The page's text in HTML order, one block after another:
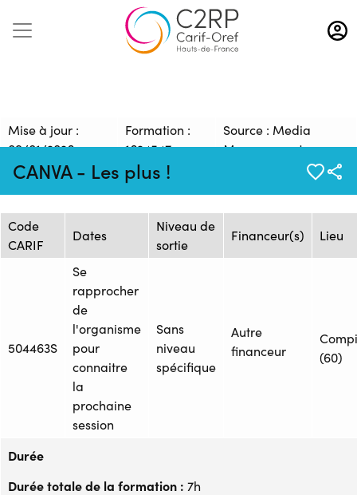
Aller
au
contenu
CANVA - Les plus !
Mise à jour :
09/01/2026
Formation :
1624547
Source : Media
Management
Session de formation
Code
CARIF
Dates
Niveau de
sortie
Financeur(s) Lieu
504463S
Se
rapprocher
de
l'organisme
pour
connaitre
la
prochaine
session
Sans
niveau
spécifique
Autre
financeur
(60)
Durée
Durée totale de la formation : 7h